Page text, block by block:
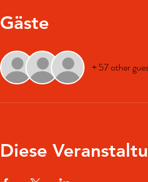
Gäste
+ 57 other
Diese